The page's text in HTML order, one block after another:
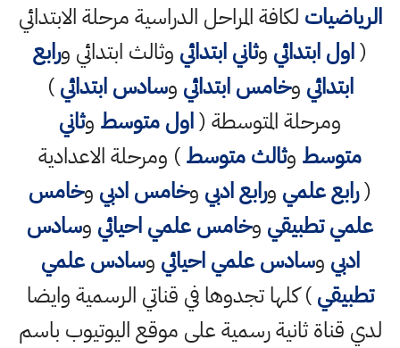
الرياضيات لكافة المراحل الدراسية مرحلة الابتدائي
(اول ابتدائي وثاني ابتدائي وثالث ابتدائي ورابع
ابتدائي وخامس ابتدائي وسادس ابتدائي)
ومرحلة المتوسطة (اول متوسط وثاني
متوسط وثالث متوسط) ومرحلة الاعدادية
(رابع علمي ورابع ادبي وخامس ادبي وخامس
علمي تطبيقي وخامس علمي احيائي وسادس
ادبي وسادس علمي احيائي وسادس علمي
تطبيقي) كلها تجدوها في قناتي الرسمية وايضا
لدي قناة ثانية رسمية على موقع اليوتيوب باسم